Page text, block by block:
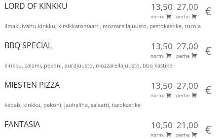
LORD OF KINKKU 13,50
norm.
27,00
perhe €
ilmakuivattu kinkku, kirsikkatomaatti, mozzarellajuusto, pestokastike, rucola
BBQ SPECIAL 13,50
norm.
27,00
perhe €
kinkku, salami, pekoni, aurajuusto, mozzarellajuusto, bbq kastike
MIESTEN PIZZA 13,50
norm.
27,00
perhe €
kebab, kinkku, pekoni, jauheliha, salaatti, tacokastike
FANTASIA 10,50
norm.
21,00
perhe €